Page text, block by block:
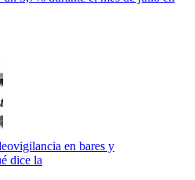
en bares y
dice la